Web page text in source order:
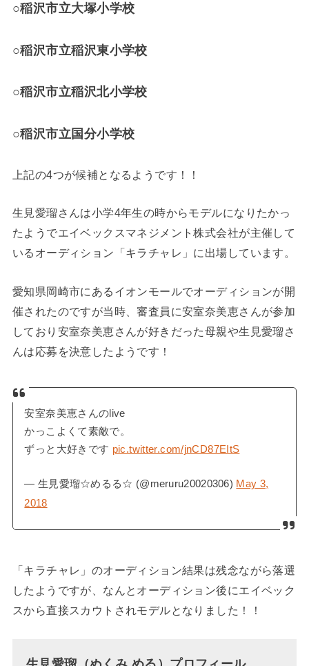
○稲沢市立大塚小学校
○稲沢市立稲沢東小学校
○稲沢市立稲沢北小学校
○稲沢市立国分小学校
上記の4つが候補となるようです！！
生見愛瑠さんは小学4年生の時からモデルになりたかっ
たようでエイベックスマネジメント株式会社が主催して
いるオーディション「キラチャレ」に出場しています。
愛知県岡崎市にあるイオンモールでオーディションが開
催されたのですが当時、審査員に安室奈美恵さんが参加
しており安室奈美恵さんが好きだった母親や生見愛瑠さ
んは応募を決意したようです！
安室奈美恵さんのlive
かっこよくて素敵で。
ずっと大好きです pic.twitter.com/jnCD87EItS
— 生見愛瑠☆めるる☆ (@meruru20020306) May 3,
2018
「キラチャレ」のオーディション結果は残念ながら落選
したようですが、なんとオーディション後にエイベック
スから直接スカウトされモデルとなりました！！